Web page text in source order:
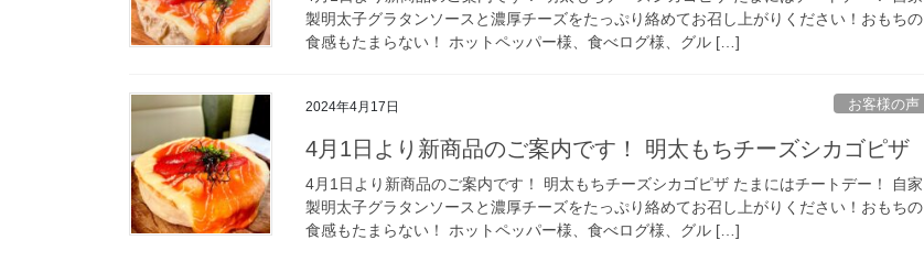
製明太子グラタンソースと濃厚チーズをたっぷり絡めてお召し上がりください！おもちの
食感もたまらない！ ホットペッパー様、食べログ様、グル […]
2024年4月17日 お客様の声
4月1日より新商品のご案内です！ 明太もちチーズシカゴピザ
4月1日より新商品のご案内です！ 明太もちチーズシカゴピザ たまにはチートデー！ 自家
製明太子グラタンソースと濃厚チーズをたっぷり絡めてお召し上がりください！おもちの
食感もたまらない！ ホットペッパー様、食べログ様、グル […]